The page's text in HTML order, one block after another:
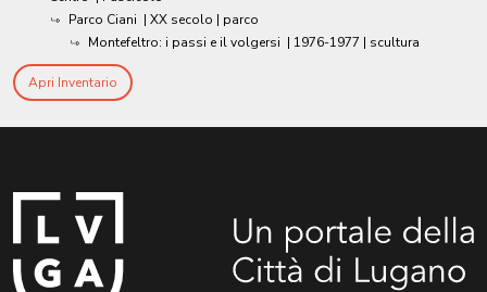
Parco Ciani | XX secolo | parco
Montefeltro: i passi e il volgersi | 1976-1977 | scultura
Apri Inventario